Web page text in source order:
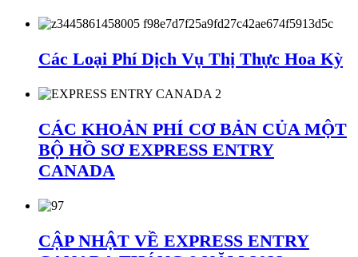
Các Loại Phí Dịch Vụ Thị Thực Hoa Kỳ
CÁC KHOẢN PHÍ CƠ BẢN CỦA MỘT
BỘ HỒ SƠ EXPRESS ENTRY
CANADA
CẬP NHẬT VỀ EXPRESS ENTRY